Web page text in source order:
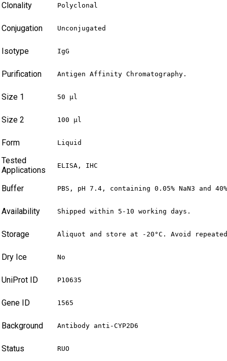
Clonality Polyclonal
Conjugation Unconjugated
Isotype IgG
Purification Antigen Affinity Chromatography.
Size 1 50 µl
Size 2 100 µl
Form Liquid
Tested
Applications
ELISA, IHC
Buffer PBS, pH 7.4, containing 0.05% NaN3 and
Availability Shipped within 5-10 working days.
Storage Aliquot and store at -20°C. Avoid
Dry Ice No
UniProt ID P10635
Gene ID 1565
Background Antibody anti-CYP2D6
Status RUO